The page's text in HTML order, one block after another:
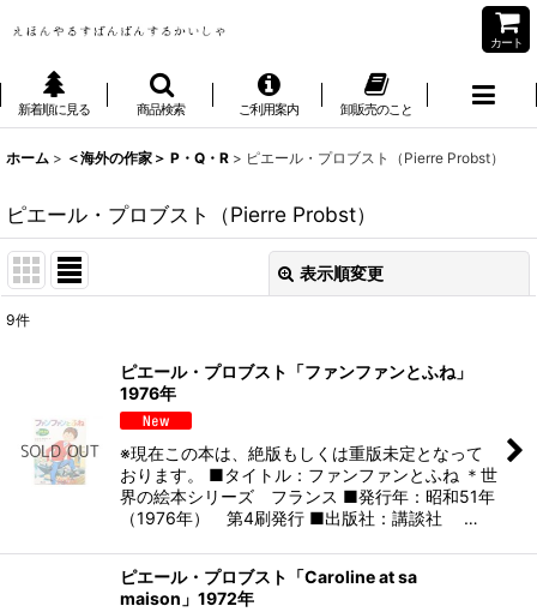
カート
新着順に見る 商品検索 ご利用案内 卸販売のこと
ホーム > ＜海外の作家＞ P・Q・R > ピエール・プロブスト（Pierre Probst）
ピエール・プロブスト（Pierre Probst）
表示順変更
絞り込む
9件
ピエール・プロブスト「ファンファンとふね」
1976年
※現在この本は、絶版もしくは重版未定となって
おります。 ■タイトル：ファンファンとふね ＊世
界の絵本シリーズ フランス ■発行年：昭和51年
（1976年） 第4刷発行 ■出版社：講談社 …
ピエール・プロブスト「Caroline at sa
maison」1972年